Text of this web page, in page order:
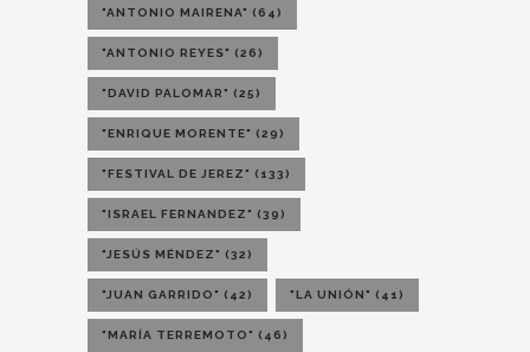
"ANTONIO MAIRENA" (64)
"ANTONIO REYES" (26)
"DAVID PALOMAR" (25)
"ENRIQUE MORENTE" (29)
"FESTIVAL DE JEREZ" (133)
"ISRAEL FERNANDEZ" (39)
"JESÚS MÉNDEZ" (32)
"JUAN GARRIDO" (42) "LA UNIÓN" (41)
"MARÍA TERREMOTO" (46)